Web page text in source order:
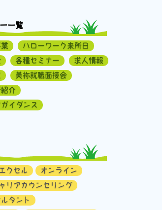
一覧
ハローワーク来所日
各種セミナー
求人情報
美祢就職面接会
介
イダンス
クセル
オンライン
リアカウンセリング
タント